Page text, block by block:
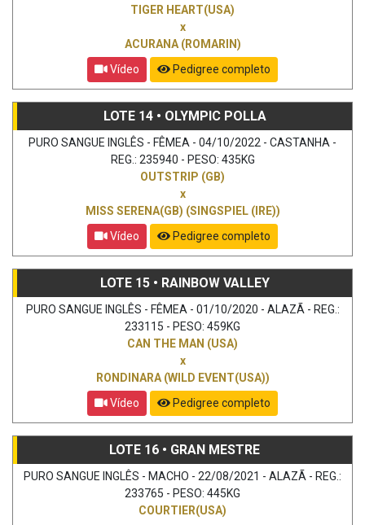
TIGER HEART(USA)
x
ACURANA (ROMARIN)
Vídeo
Pedigree completo
LOTE 14 • OLYMPIC POLLA
PURO SANGUE INGLÊS - FÊMEA - 04/10/2022 - CASTANHA -
REG.: 235940 - PESO: 435KG
OUTSTRIP (GB)
x
MISS SERENA(GB) (SINGSPIEL (IRE))
Vídeo
Pedigree completo
LOTE 15 • RAINBOW VALLEY
PURO SANGUE INGLÊS - FÊMEA - 01/10/2020 - ALAZÃ - REG.:
233115 - PESO: 459KG
CAN THE MAN (USA)
x
RONDINARA (WILD EVENT(USA))
Vídeo
Pedigree completo
LOTE 16 • GRAN MESTRE
PURO SANGUE INGLÊS - MACHO - 22/08/2021 - ALAZÃ - REG.:
233765 - PESO: 445KG
COURTIER(USA)